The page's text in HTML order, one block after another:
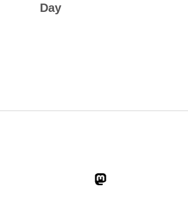
Day